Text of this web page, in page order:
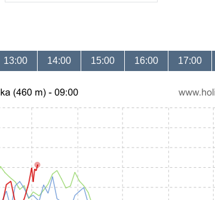
13:00 14:00 15:00 16:00 17:00